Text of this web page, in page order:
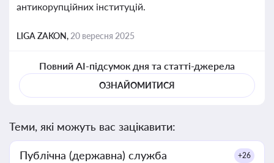
антикорупційних інституцій.
LIGA ZAKON, 20 вересня 2025
Повний AI-підсумок дня та статті-джерела
ОЗНАЙОМИТИСЯ
Теми, які можуть вас зацікавити:
Публічна (державна) служба +26